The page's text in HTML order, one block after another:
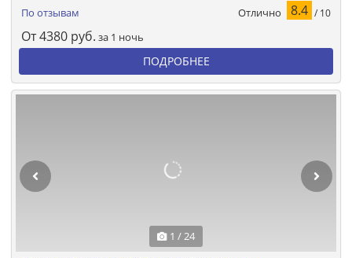
По отзывам Отлично 8.4 / 10
От4380 руб. за 1 ночь
ПОДРОБНЕЕ
1 / 24